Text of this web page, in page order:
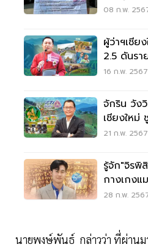
ยุโรป"
08 ก.พ.
ผู้ว่าฯเชีย
2.5 ดันร
ล้านในปี
16 ก.พ.
จักริน วังวิวัฒน์ ประ
เชียงใหม่
เคลื่อนธุร
21 ก.พ.
รู้จัก"จิรพิ
กางเกงแ
28 ก.พ.
นายพงษ์พันธ์ กล่าวว่า ที่ผ่านม